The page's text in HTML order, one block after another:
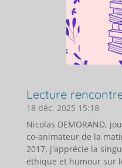
Lecture
18 déc. 2025 15:18
Nicolas DEMORAND,
co-animateur de la
2017, j'apprécie la
éthique et humour sur